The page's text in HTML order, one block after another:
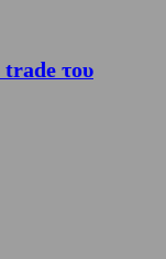
trade του